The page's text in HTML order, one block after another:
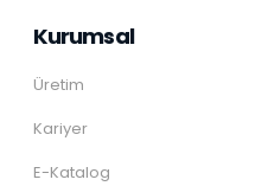
Kurumsal
Üretim
Kariyer
E-Katalog